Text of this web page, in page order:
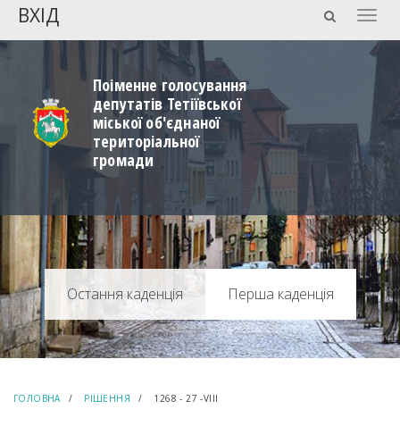
ВХІД
Поіменне голосування
депутатів Тетіївської
міської об'єднаної
територіальної
громади
Перша каденція
ГОЛОВНА РІШЕННЯ 1268 - 27 -VIIІ